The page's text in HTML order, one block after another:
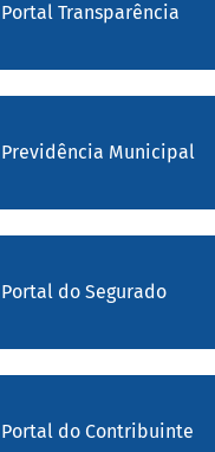
Portal Transparência
Previdência Municipal
Portal do Segurado
Portal do Contribuinte